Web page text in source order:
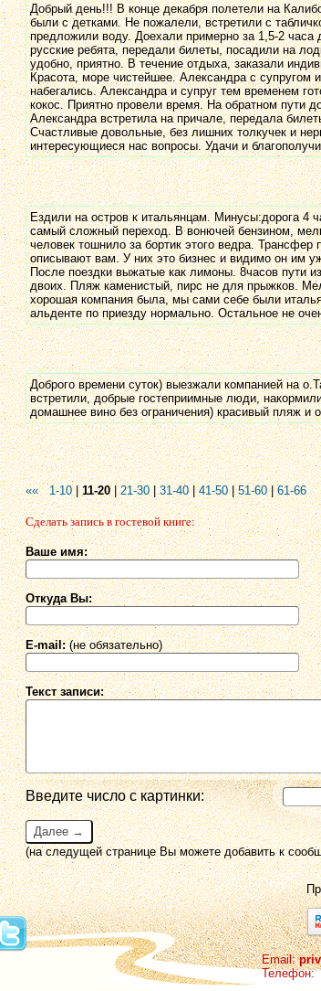
Добрый день!!! В конце декабря полетели на
были с детками. Не пожалели, встретили с
предложили воду. Доехали примерно за 1,5-2 часа
русские ребята, передали билеты, посадили на
удобно, приятно. В течение отдыха, заказали
Красота, море чистейшее. Александра с супругом
набегались. Александра и супруг тем временем
кокос. Приятно провели время. На обратном пути
Александра встретила на причале, передала
Счастливые довольные, без лишних толкучек и
интересующиеся нас вопросы. Удачи и
Ездили на остров к итальянцам. Минусы:дорога 4
самый сложный переход. В вонючей бензином,
человек тошнило за бортик этого ведра.
описывают вам. У них это бизнес и видимо он им
После поездки выжатые как лимоны. 8часов пути
двоих. Пляж каменистый, пирс не для прыжков.
хорошая компания была, мы сами себе были
альденте по приезду нормально. Остальное не
Доброго времени суток) выезжали компанией на
встретили, добрые гостеприимные люди,
домашнее вино без ограничения) красивый пляж и
«« 1-10|11-20|21-30|31-40|41-50|51-60|61-66
Сделать запись в гостевой книгe:
Ваше имя:
Откуда Вы:
E-mail:(не обязательно)
Текст записи:
Введите число с картинки:
(на следущей странице Вы можете добавить к
Email:
Телефон: